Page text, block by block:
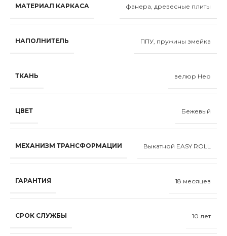
МАТЕРИАЛ КАРКАСА фанера, древесные плиты
НАПОЛНИТЕЛЬ ППУ, пружины змейка
ТКАНЬ велюр Нео
ЦВЕТ Бежевый
МЕХАНИЗМ ТРАНСФОРМАЦИИ Выкатной EASY ROLL
ГАРАНТИЯ 18 месяцев
СРОК СЛУЖБЫ 10 лет